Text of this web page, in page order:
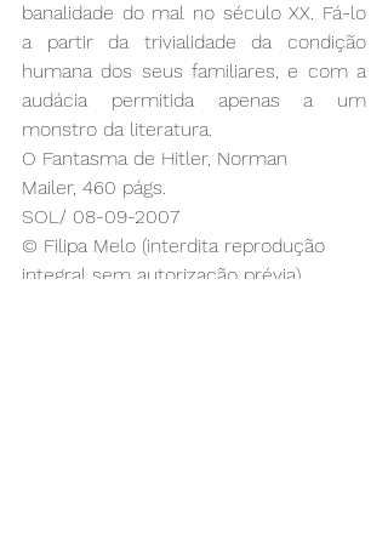
banalidade do mal no século XX. Fá-lo
a partir da trivialidade da condição
humana dos seus familiares, e com a
audácia permitida apenas a um
monstro da literatura.
O Fantasma de Hitler, Norman
Mailer, 460 págs.
SOL/ 08-09-2007
© Filipa Melo (interdita reprodução
integral sem autorização prévia)